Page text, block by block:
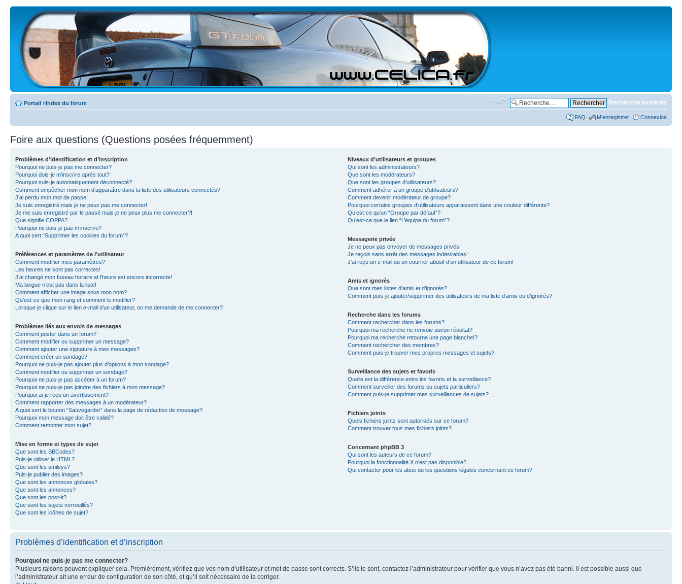
Portail »Index du forum Recherche avancée
FAQ M’enregistrer Connexion
Foire aux questions (Questions posées fréquemment)
Problèmes d’identification et d’inscription
Pourquoi ne puis-je pas me connecter?
Pourquoi dois-je m’inscrire après tout?
Pourquoi suis-je automatiquement déconnecté?
Comment empêcher mon nom d’apparaître dans la liste des utilisateurs connectés?
J’ai perdu mon mot de passe!
Je suis enregistré mais je ne peux pas me connecter!
Je me suis enregistré par le passé mais je ne peux plus me connecter?!
Que signifie COPPA?
Pourquoi ne puis-je pas m’inscrire?
A quoi sert “Supprimer les cookies du forum”?
Préférences et paramètres de l’utilisateur
Comment modifier mes paramètres?
Les heures ne sont pas correctes!
J’ai changé mon fuseau horaire et l’heure est encore incorrecte!
Ma langue n’est pas dans la liste!
Comment afficher une image sous mon nom?
Qu’est-ce que mon rang et comment le modifier?
Lorsque je clique sur le lien e-maild’un utilisateur, on me demande de me connecter?
Problèmes liés aux envois de messages
Comment poster dans un forum?
Comment modifier ou supprimer un message?
Comment ajouter une signature à mes messages?
Comment créer un sondage?
Pourquoi ne puis-je pas ajouter plus d’options à mon sondage?
Comment modifier ou supprimer un sondage?
Pourquoi ne puis-je pas accéder à un forum?
Pourquoi ne puis-je pas joindre des fichiers à mon message?
Pourquoi ai-je reçu un avertissement?
Comment rapporter des messages à un modérateur?
A quoi sert le bouton “Sauvegarder” dans la page de rédaction de message?
Pourquoi mon message doit être validé?
Comment remonter mon sujet?
Mise en forme et types de sujet
Que sont les BBCodes?
Puis-je utiliser le HTML?
Que sont les smileys?
Puis-je publier des images?
Que sont les annonces globales?
Que sont les annonces?
Que sont les post-it?
Que sont les sujets verrouillés?
Que sont les icônes de sujet?
Niveaux d’utilisateurs et groupes
Qui sont les administrateurs?
Que sont les modérateurs?
Que sont les groupes d’utilisateurs?
Comment adhérer à un groupe d’utilisateurs?
Comment devenir modérateur de groupe?
Pourquoi certains groupes d’utilisateurs apparaissent dans une couleur différente?
Qu’est-ce qu’un “Groupe par défaut”?
Qu’est-ce que le lien “L’équipe du forum”?
Messagerie privée
Je ne peux pas envoyer de messages privés!
Je reçois sans arrêt des messages indésirables!
J’ai reçu un e-mail ou un courrier abusif d’un utilisateur de ce forum!
Amis et ignorés
Que sont mes listes d’amis et d’ignorés?
Comment puis-je ajouter/supprimer des utilisateurs de ma liste d’amis ou d’ignorés?
Recherche dans les forums
Comment rechercher dans les forums?
Pourquoi ma recherche ne renvoie aucun résultat?
Pourquoi ma recherche retourne une page blanche!?
Comment rechercher des membres?
Comment puis-je trouver mes propres messages et sujets?
Surveillance des sujets et favoris
Quelle est la différence entre les favoris et la surveillance?
Comment surveiller des forums ou sujets particuliers?
Comment puis-je supprimer mes surveillances de sujets?
Fichiers joints
Quels fichiers joints sont autorisés sur ce forum?
Comment trouver tous mes fichiers joints?
Concernant phpBB 3
Qui sont les auteurs de ce forum?
Pourquoi la fonctionnalité X n’est pas disponible?
Qui contacter pour les abus ou les questions légales concernant ce forum?
Problèmes d’identification et d’inscription
Pourquoi ne puis-je pas me connecter?
Plusieurs raisons peuvent expliquer cela. Premièrement, vérifiez que vos nom d’utilisateur et mot de passe sont corrects. S’ils le sont, contactez l’administrateur pour vérifier que vous n’avez pas été banni. Il est possible aussi que
l’administrateur ait une erreur de configuration de son côté, et qu’il soit nécessaire de la corriger.